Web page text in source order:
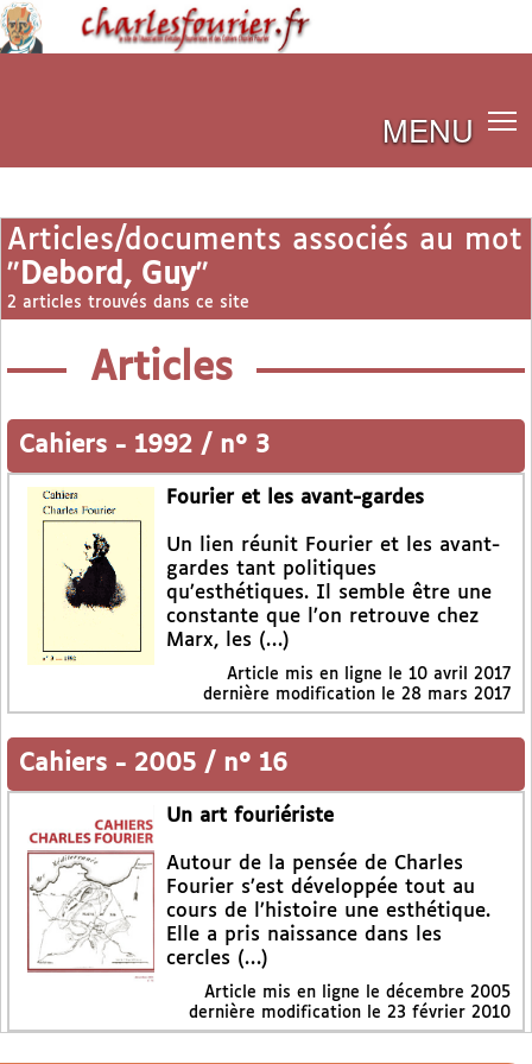
MENU
Articles/documents associés au mot
" Debord, Guy"
2 articles trouvés dans ce site
Articles
Cahiers - 1992 / n° 3
Fourier et les avant-gardes
Un lien réunit Fourier et les avant-
gardes tant politiques
qu’esthétiques. Il semble être une
constante que l’on retrouve chez
Marx, les (…)
Article mis en ligne le 10 avril 2017
dernière modification le 28 mars 2017
Cahiers - 2005 / n° 16
Un art fouriériste
Autour de la pensée de Charles
Fourier s’est développée tout au
cours de l’histoire une esthétique.
Elle a pris naissance dans les
cercles (…)
Article mis en ligne le décembre 2005
dernière modification le 23 février 2010